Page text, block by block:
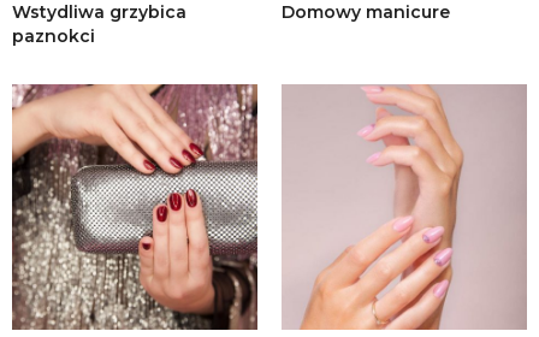
Wstydliwa grzybica
paznokci
Domowy manicure